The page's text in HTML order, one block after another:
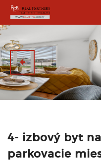
4- izbový byt
parkovacie